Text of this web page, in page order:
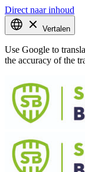
Direct naar inhoud
Vertalen
Use Google to
the accuracy of the